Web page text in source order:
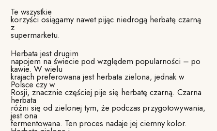
Te wszystkie
korzyści osiągamy nawet pijąc niedrogą herbatę czarną
z
supermarketu.
Herbata jest drugim
napojem na świecie pod względem popularności – po
kawie. W wielu
krajach preferowana jest herbata zielona, jednak w
Polsce czy w
Rosji, znacznie częściej pije się herbatę czarną. Czarna
herbata
różni się od zielonej tym, że podczas przygotowywania,
jest ona
fermentowana. Ten proces nadaje jej ciemny kolor.